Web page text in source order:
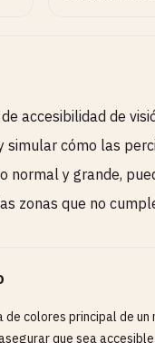
accesibilidad de
simular cómo las
normal y grande,
zonas que no
colores principal de un
que sea